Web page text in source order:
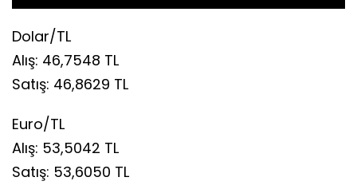
Dolar/TL
Alış: 46,7548 TL
Satış: 46,8629 TL
Euro/TL
Alış: 53,5042 TL
Satış: 53,6050 TL